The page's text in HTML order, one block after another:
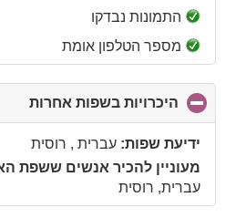
התמונות נבדקו
מספר הטלפון אומת
היכרויות בשפות אחרות
to
ידיעת שפות: עברית , רוסית
מעוניין להכיר אנשים ששפת
עברית, רוסית